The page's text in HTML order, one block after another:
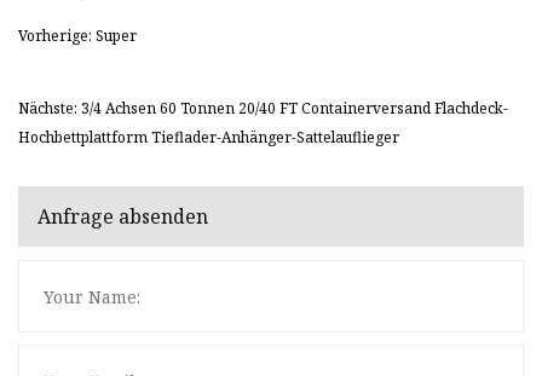
Vorherige: Super
Nächste: 3/4 Achsen 60 Tonnen 20/40 FT Containerversand Flachdeck-
Hochbettplattform Tieflader-Anhänger-Sattelauflieger
Anfrage absenden